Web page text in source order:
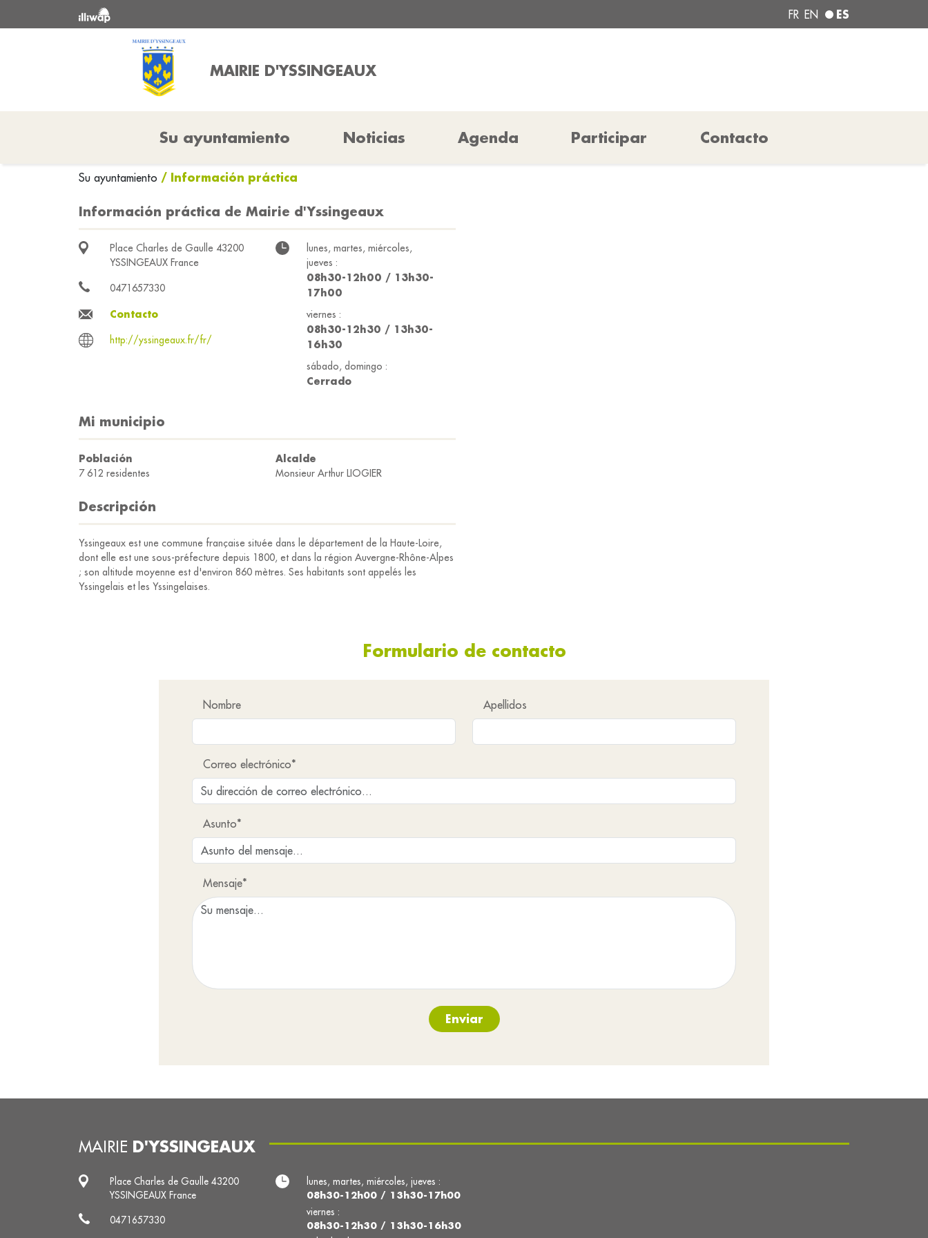
FR EN ES
MAIRIE D'YSSINGEAUX
Su ayuntamiento Noticias Agenda Participar Contacto
Su ayuntamiento / Información práctica
Información práctica de Mairie d'Yssingeaux
Place Charles de Gaulle 43200
YSSINGEAUX France
0471657330
Contacto
http://yssingeaux.fr/fr/
lunes, martes, miércoles,
jueves :
08h30-12h00 / 13h30-
17h00
viernes :
08h30-12h30 / 13h30-
16h30
sábado, domingo :
Cerrado
Mi municipio
Población
7 612 residentes
Alcalde
Monsieur Arthur LIOGIER
Descripción
Yssingeaux est une commune française située dans le département de la Haute-Loire,
dont elle est une sous-préfecture depuis 1800, et dans la région Auvergne-Rhône-Alpes
; son altitude moyenne est d'environ 860 mètres. Ses habitants sont appelés les
Yssingelais et les Yssingelaises.
Formulario de contacto
Nombre Apellidos
Correo electrónico*
Asunto*
Mensaje*
Enviar
MAIRIE D'YSSINGEAUX
Place Charles de Gaulle 43200
YSSINGEAUX France
0471657330
lunes, martes, miércoles, jueves :
08h30-12h00 / 13h30-17h00
viernes :
08h30-12h30 / 13h30-16h30